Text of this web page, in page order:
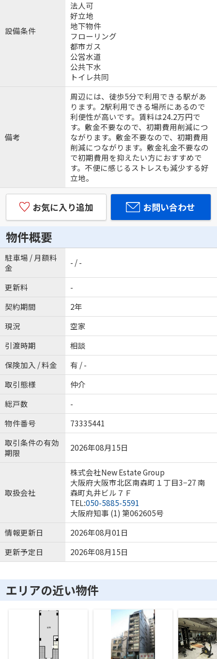
設備条件
法人可
好立地
地下物件
フローリング
都市ガス
公営水道
公共下水
トイレ共同
備考
周辺には、徒歩5分で利用できる駅があ
ります。2駅利用できる場所にあるので
利便性が高いです。賃料は24.2万円で
す。敷金不要なので、初期費用削減につ
ながります。敷金不要なので、初期費用
削減につながります。敷金礼金不要なの
で初期費用を抑えたい方におすすめで
す。不便に感じるストレスも減少する好
立地。
お気に入り追加 お問い合わせ
物件概要
駐車場 / 月額料
金
- / -
更新料
-
契約期間
2年
現況
空家
引渡時期
相談
保険加入 / 料金
有 / -
取引態様
仲介
総戸数
-
物件番号
73335441
取引条件の有効
期限
2026年08月15日
取扱会社
株式会社New Estate Group
大阪府大阪市北区南森町１丁目3−27 南
森町丸井ビル７Ｆ
TEL:050-5885-5591
大阪府知事 (1) 第062605号
情報更新日
2026年08月01日
更新予定日
2026年08月15日
エリアの近い物件